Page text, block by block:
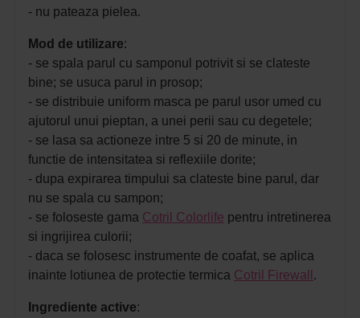
- nu pateaza pielea.
Mod de utilizare:
- se spala parul cu samponul potrivit si se clateste
bine; se usuca parul in prosop;
- se distribuie uniform masca pe parul usor umed cu
ajutorul unui pieptan, a unei perii sau cu degetele;
- se lasa sa actioneze intre 5 si 20 de minute, in
functie de intensitatea si reflexiile dorite;
- dupa expirarea timpului sa clateste bine parul, dar
nu se spala cu sampon;
- se foloseste gama Cotril Colorlife pentru intretinerea
si ingrijirea culorii;
- daca se folosesc instrumente de coafat, se aplica
inainte lotiunea de protectie termica Cotril Firewall .
Ingrediente active: